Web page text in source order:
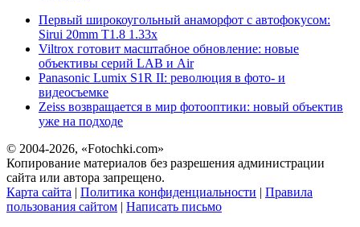
Первый широкоугольный анаморфот с автофокусом:
Sirui 20mm T1.8 1.33x
Viltrox готовит масштабное обновление: новые
объективы серий LAB и Air
Panasonic Lumix S1R II: революция в фото- и
видеосъемке
Zeiss возвращается в мир фотооптики: новый объектив
уже на подходе
© 2004-2026, «Fotochki.com»
Копирование материалов без разрешения администрации
сайта или автора запрещено.
Карта сайта | Политика конфиденциальности | Правила
пользования сайтом | Написать письмо